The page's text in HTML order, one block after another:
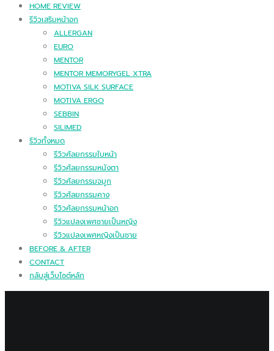
HOME REVIEW
รีวิวเสริมหน้าอก
ALLERGAN
EURO
MENTOR
MENTOR MEMORYGEL XTRA
MOTIVA SILK SURFACE
MOTIVA ERGO
SEBBIN
SILIMED
รีวิวทั้งหมด
รีวิวศัลยกรรมใบหน้า
รีวิวศัลยกรรมหนังตา
รีวิวศัลยกรรมจมูก
รีวิวศัลยกรรมคาง
รีวิวศัลยกรรมหน้าอก
รีวิวแปลงเพศชายเป็นหญิง
รีวิวแปลงเพศหญิงเป็นชาย
BEFORE & AFTER
CONTACT
กลับสู่เว็บไซต์หลัก